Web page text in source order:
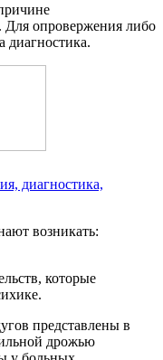
Для опровержения либо
диагностика.
диагностика,
возникать:
которые
представлены в
дрожью